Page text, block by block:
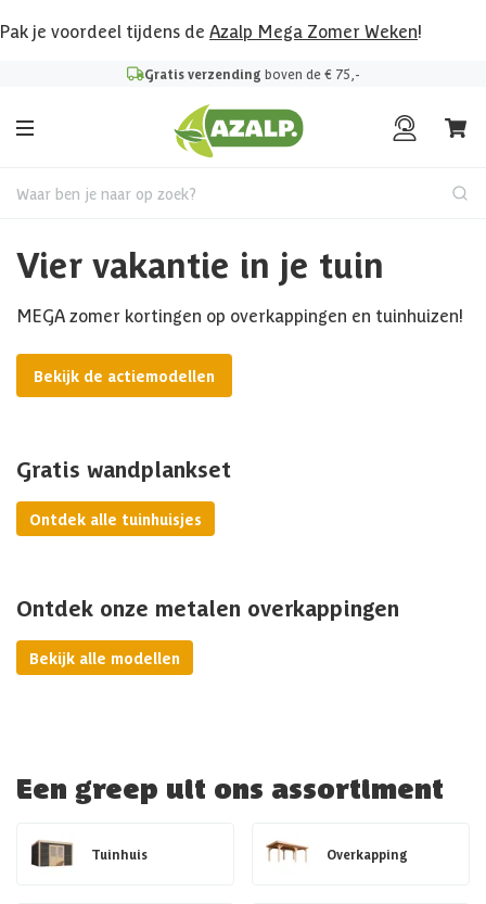
Pak je voordeel tijdens de Azalp Mega Zomer Weken!
Gratis verzending boven de € 75,-
Waar ben je naar op zoek?
Vier vakantie in je tuin
MEGA zomer kortingen op overkappingen en tuinhuizen!
Bekijk de actiemodellen
Gratis wandplankset
Ontdek alle tuinhuisjes
Ontdek onze metalen overkappingen
Bekijk alle modellen
Een greep uit ons assortiment
Tuinhuis Overkapping